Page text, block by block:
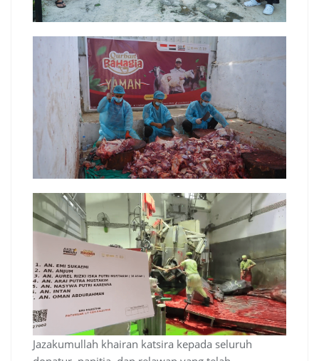
Jazakumullah khairan katsira kepada seluruh